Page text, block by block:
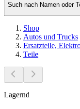
Such nach Namen oder
Shop
Autos und Trucks
Ersatzteile,
Teile
Lagernd